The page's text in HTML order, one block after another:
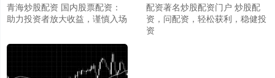
青海炒股配资 国内股票配资：
助力投资者放大收益，谨慎入场
配资著名炒股配资门户 炒股配
资，问配资，轻松获利，稳健投
资